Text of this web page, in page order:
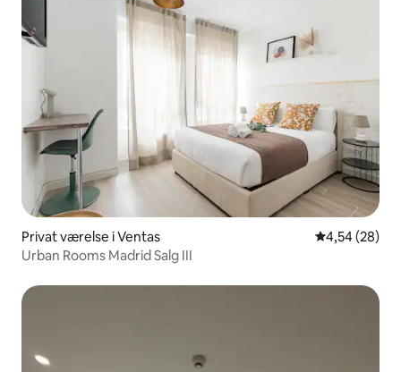
Privat værelse i Ventas 4,54 ud af 5 i
4,54 (28)
Urban Rooms Madrid Salg III